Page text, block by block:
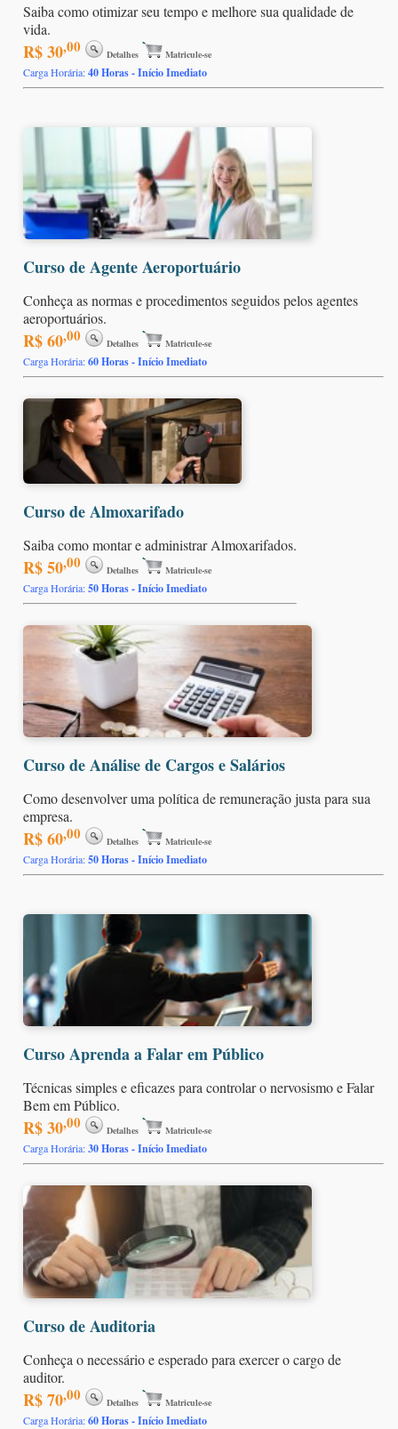
Saiba como otimizar seu tempo e melhore sua qualidade de
vida.
R$ 30,00 Detalhes Matricule-se
Carga Horária:40 Horas - Início Imediato
Curso de Agente Aeroportuário
Conheça as normas e procedimentos seguidos pelos agentes
aeroportuários.
R$ 60,00 Detalhes Matricule-se
Carga Horária:60 Horas - Início Imediato
Curso de Almoxarifado
Saiba como montar e administrar Almoxarifados.
R$ 50,00 Detalhes Matricule-se
Carga Horária:50 Horas - Início Imediato
Curso de Análise de Cargos e Salários
Como desenvolver uma política de remuneração justa para sua
empresa.
R$ 60,00 Detalhes Matricule-se
Carga Horária:50 Horas - Início Imediato
Curso Aprenda a Falar em Público
Técnicas simples e eficazes para controlar o nervosismo e Falar
Bem em Público.
R$ 30,00 Detalhes Matricule-se
Carga Horária:30 Horas - Início Imediato
Curso de Auditoria
Conheça o necessário e esperado para exercer o cargo de
auditor.
R$ 70,00 Detalhes Matricule-se
Carga Horária:60 Horas - Início Imediato